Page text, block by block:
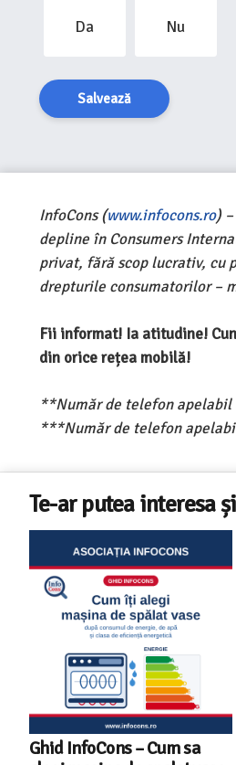
Da Nu
Salvează
InfoCons (www.infocons.ro)
depline în Consumers
privat, fără scop lucrativ, cu
drepturile consumatorilor –
Fii informat! Ia atitudine!
din orice rețea mobilă!
**Număr de telefon apelabil
***Număr de telefon
Te-ar putea interesa și
Ghid InfoCons – Cum sa